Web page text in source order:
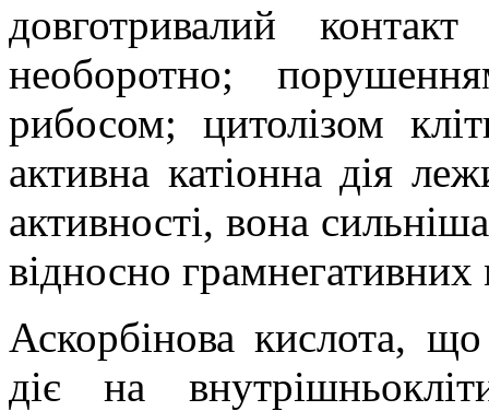
довготривалий
необоротно;
рибосом; цитолізом
активна катіонна дія
активності, вона
відносно грамнегативних
Аскорбінова кислота,
діє на